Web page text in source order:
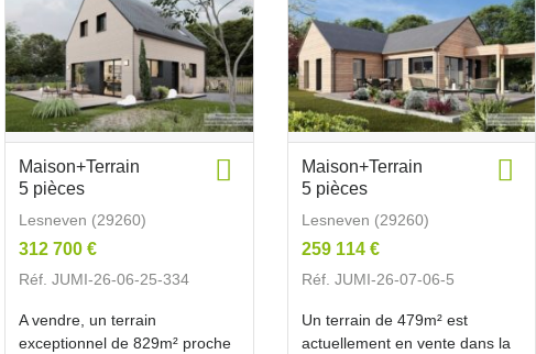
Maison+Terrain
5 pièces
Lesneven (29260)
312 700 €
Réf. JUMI-26-06-25-334
A vendre, un terrain
exceptionnel de 829m² proche
Maison+Terrain
5 pièces
Lesneven (29260)
259 114 €
Réf. JUMI-26-07-06-5
Un terrain de 479m² est
actuellement en vente dans la